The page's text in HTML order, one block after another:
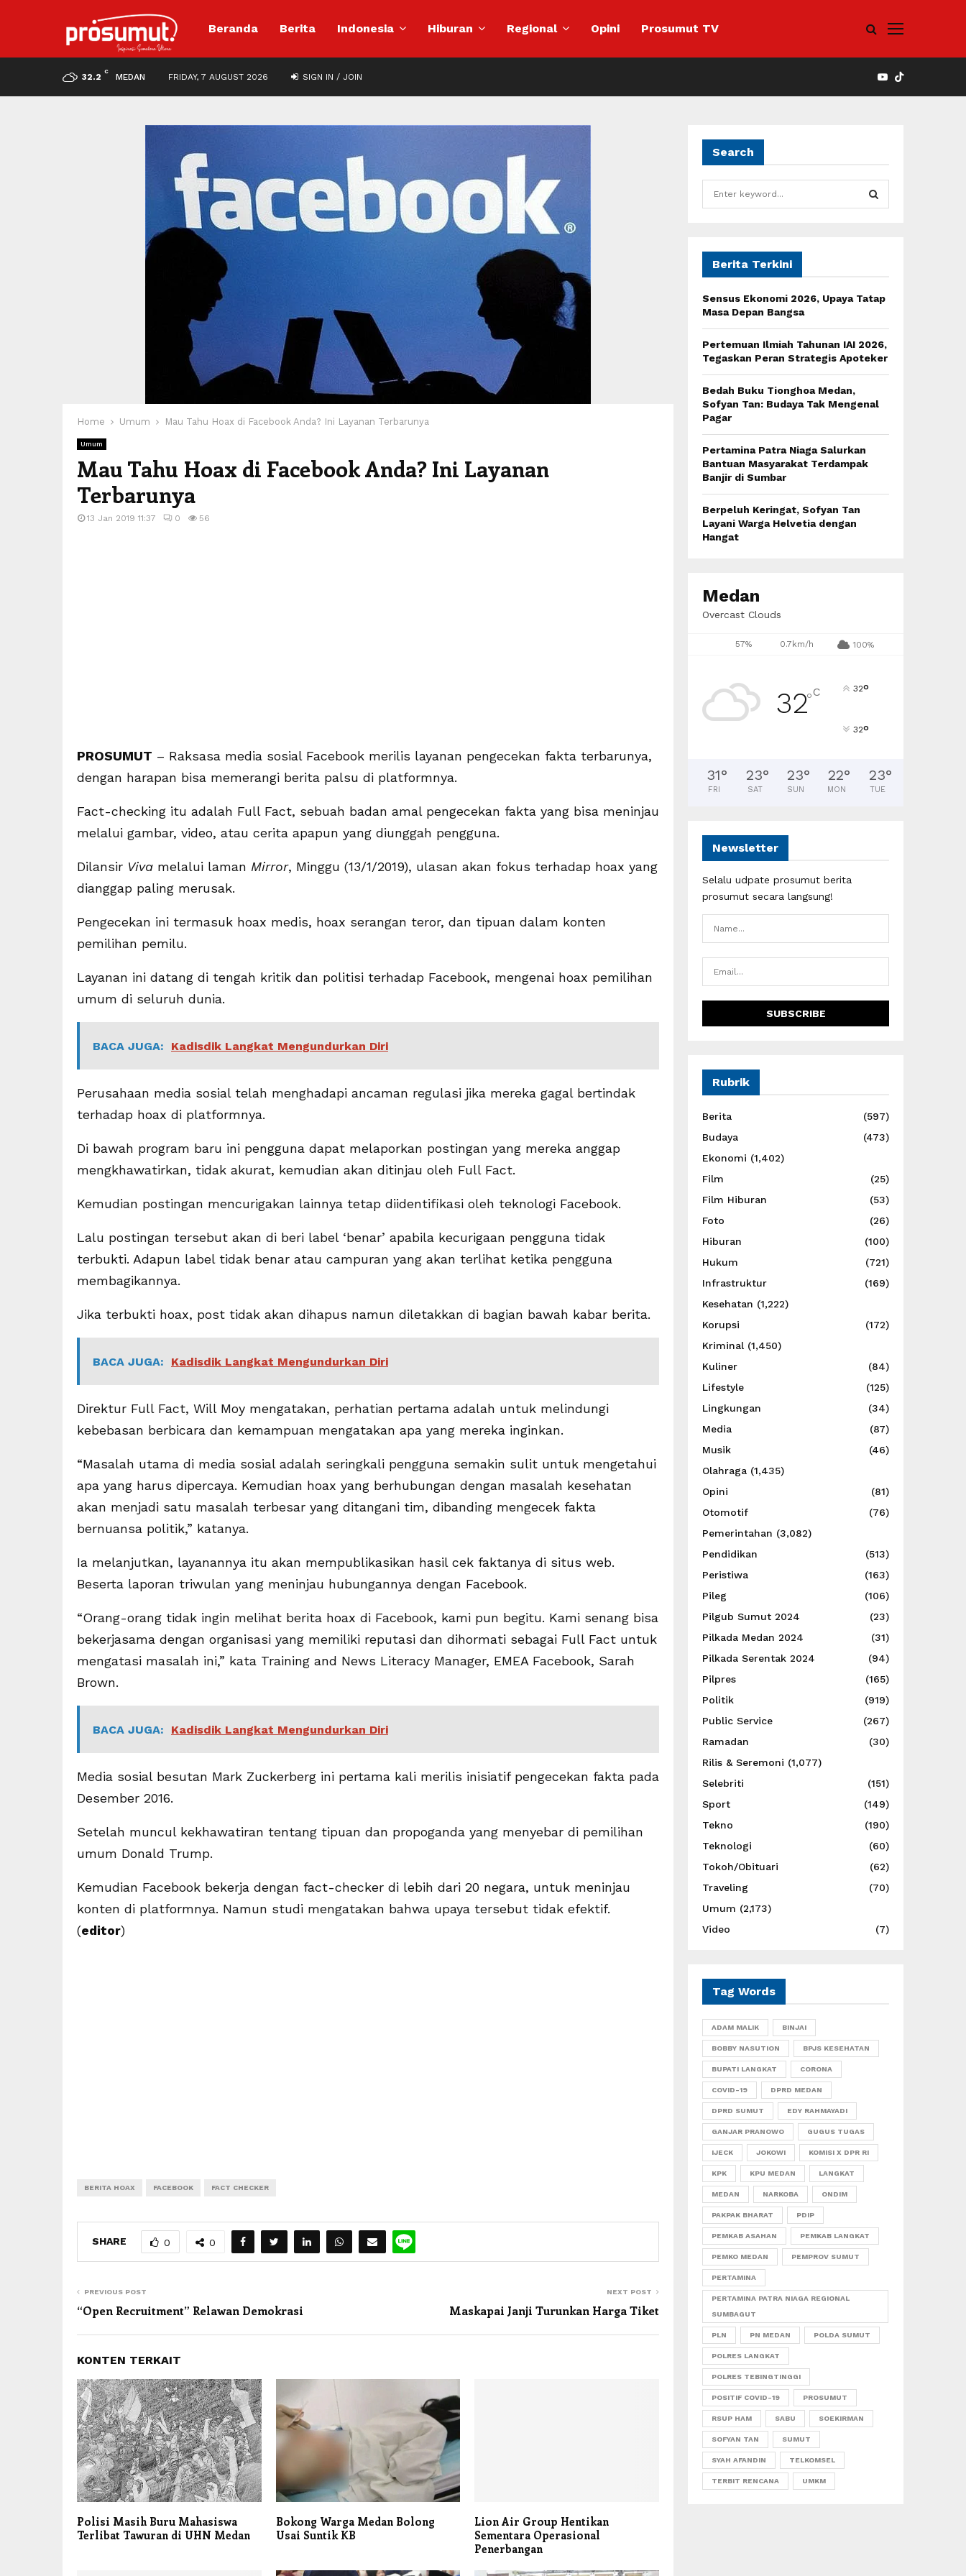
Beranda Berita Indonesia Hiburan Regional Opini Prosumut TV
32.2
C
MEDAN FRIDAY, 7 AUGUST 2026 SIGN IN / JOIN YOUTUBE
Home Umum Mau Tahu Hoax di Facebook Anda? Ini Layanan Terbarunya
Umum
Mau Tahu Hoax di Facebook Anda? Ini Layanan
Terbarunya
13 Jan 2019 11:37 0 56
PROSUMUT – Raksasa media sosial Facebook merilis layanan pengecekan fakta terbarunya,
dengan harapan bisa memerangi berita palsu di platformnya.
Fact-checking itu adalah Full Fact, sebuah badan amal pengecekan fakta yang bisa meninjau
melalui gambar, video, atau cerita apapun yang diunggah pengguna.
Dilansir Viva melalui laman Mirror, Minggu (13/1/2019), ulasan akan fokus terhadap hoax yang
dianggap paling merusak.
Pengecekan ini termasuk hoax medis, hoax serangan teror, dan tipuan dalam konten
pemilihan pemilu.
Layanan ini datang di tengah kritik dan politisi terhadap Facebook, mengenai hoax pemilihan
umum di seluruh dunia.
BACA JUGA: Kadisdik Langkat Mengundurkan Diri
Perusahaan media sosial telah menghadapi ancaman regulasi jika mereka gagal bertindak
terhadap hoax di platformnya.
Di bawah program baru ini pengguna dapat melaporkan postingan yang mereka anggap
mengkhawatirkan, tidak akurat, kemudian akan ditinjau oleh Full Fact.
Kemudian postingan mencurigakan lainnya tetap diidentifikasi oleh teknologi Facebook.
Lalu postingan tersebut akan di beri label ‘benar’ apabila kecurigaan pengguna tidak
terbukti. Adapun label tidak benar atau campuran yang akan terlihat ketika pengguna
membagikannya.
Jika terbukti hoax, post tidak akan dihapus namun diletakkan di bagian bawah kabar berita.
BACA JUGA: Kadisdik Langkat Mengundurkan Diri
Direktur Full Fact, Will Moy mengatakan, perhatian pertama adalah untuk melindungi
kebebasan berbicara dan kemampuan mengatakan apa yang mereka inginkan.
“Masalah utama di media sosial adalah seringkali pengguna semakin sulit untuk mengetahui
apa yang harus dipercaya. Kemudian hoax yang berhubungan dengan masalah kesehatan
akan menjadi satu masalah terbesar yang ditangani tim, dibanding mengecek fakta
bernuansa politik,” katanya.
Ia melanjutkan, layanannya itu akan mempublikasikan hasil cek faktanya di situs web.
Beserta laporan triwulan yang meninjau hubungannya dengan Facebook.
“Orang-orang tidak ingin melihat berita hoax di Facebook, kami pun begitu. Kami senang bisa
bekerjasama dengan organisasi yang memiliki reputasi dan dihormati sebagai Full Fact untuk
mengatasi masalah ini,” kata Training and News Literacy Manager, EMEA Facebook, Sarah
Brown.
BACA JUGA: Kadisdik Langkat Mengundurkan Diri
Media sosial besutan Mark Zuckerberg ini pertama kali merilis inisiatif pengecekan fakta pada
Desember 2016.
Setelah muncul kekhawatiran tentang tipuan dan propoganda yang menyebar di pemilihan
umum Donald Trump.
Kemudian Facebook bekerja dengan fact-checker di lebih dari 20 negara, untuk meninjau
konten di platformnya. Namun studi mengatakan bahwa upaya tersebut tidak efektif.
(editor)
BERITA HOAX FACEBOOK FACT CHECKER
SHARE 0 0
PREVIOUS POST
“Open Recruitment” Relawan Demokrasi
NEXT POST
Maskapai Janji Turunkan Harga Tiket
KONTEN TERKAIT
Polisi Masih Buru Mahasiswa
Terlibat Tawuran di UHN Medan
Bokong Warga Medan Bolong
Usai Suntik KB
Lion Air Group Hentikan
Sementara Operasional
Penerbangan
Search
f
r
Berita Terkini
Sensus Ekonomi 2026, Upaya Tatap
Masa Depan Bangsa
Pertemuan Ilmiah Tahunan IAI 2026,
Tegaskan Peran Strategis Apoteker
Bedah Buku Tionghoa Medan,
Sofyan Tan: Budaya Tak Mengenal
Pagar
Pertamina Patra Niaga Salurkan
Bantuan Masyarakat Terdampak
Banjir di Sumbar
Berpeluh Keringat, Sofyan Tan
Layani Warga Helvetia dengan
Hangat
Medan
Overcast Clouds
57% 0.7km/h 100%
32°C 32°
32°
31°
FRI
23°
SAT
23°
SUN
22°
MON
23°
TUE
Newsletter
Selalu udpate prosumut berita
prosumut secara langsung!
Rubrik
Berita
(597)
Budaya
(473)
Ekonomi (1,402)
Film
(25)
Film Hiburan
(53)
Foto
(26)
Hiburan
(100)
Hukum
(721)
Infrastruktur
(169)
Kesehatan (1,222)
Korupsi
(172)
Kriminal (1,450)
Kuliner
(84)
Lifestyle
(125)
Lingkungan
(34)
Media
(87)
Musik
(46)
Olahraga (1,435)
Opini
(81)
Otomotif
(76)
Pemerintahan (3,082)
Pendidikan
(513)
Peristiwa
(163)
Pileg
(106)
Pilgub Sumut 2024
(23)
Pilkada Medan 2024
(31)
Pilkada Serentak 2024
(94)
Pilpres
(165)
Politik
(919)
Public Service
(267)
Ramadan
(30)
Rilis & Seremoni (1,077)
Selebriti
(151)
Sport
(149)
Tekno
(190)
Teknologi
(60)
Tokoh/Obituari
(62)
Traveling
(70)
Umum (2,173)
Video
(7)
Tag Words
ADAM MALIK BINJAI
BOBBY NASUTION BPJS KESEHATAN
BUPATI LANGKAT CORONA
COVID-19 DPRD MEDAN
DPRD SUMUT EDY RAHMAYADI
GANJAR PRANOWO GUGUS TUGAS
IJECK JOKOWI KOMISI X DPR RI
KPK KPU MEDAN LANGKAT
MEDAN NARKOBA ONDIM
PAKPAK BHARAT PDIP
PEMKAB ASAHAN PEMKAB LANGKAT
PEMKO MEDAN PEMPROV SUMUT
PERTAMINA
PERTAMINA PATRA NIAGA REGIONAL
SUMBAGUT
PLN PN MEDAN POLDA SUMUT
POLRES LANGKAT
POLRES TEBINGTINGGI
POSITIF COVID-19 PROSUMUT
RSUP HAM SABU SOEKIRMAN
SOFYAN TAN SUMUT
SYAH AFANDIN TELKOMSEL
TERBIT RENCANA UMKM